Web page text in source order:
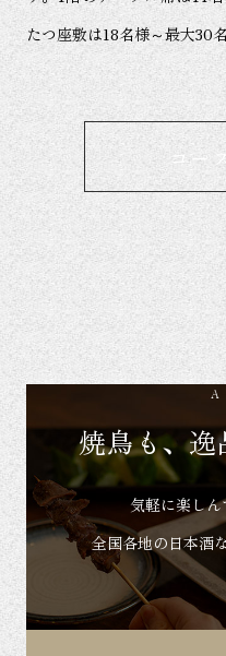
たつ座敷は18名様～最大30
コー
A
焼鳥も、
気軽に楽し
全国各地の日本酒